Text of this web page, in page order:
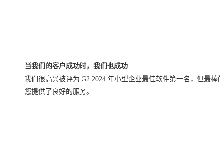
当我们的客户成功时，我们也成功
我们很高兴被评为 G2 2024 年小型企业最佳软件第一名，但最
您提供了良好的服务。